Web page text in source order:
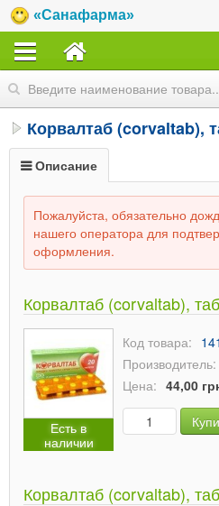
«Санафарма»
Корвалтаб (corvaltab),
Описание
Пожалуйста, обязательно
нашего оператора для
оформления.
Корвалтаб (corvaltab),
Есть в
наличии
Код товара:
Производитель:
Цена: 44,00
Корвалтаб (corvaltab),